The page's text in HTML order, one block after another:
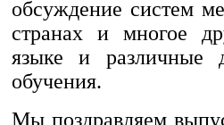
обсуждение систем
странах и многое
языке и различные
обучения.
Мы поздравляем